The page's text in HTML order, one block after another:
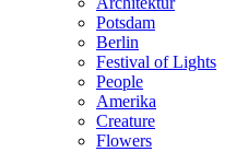
Potsdam
Berlin
Festival of Lights
People
Amerika
Creature
Flowers